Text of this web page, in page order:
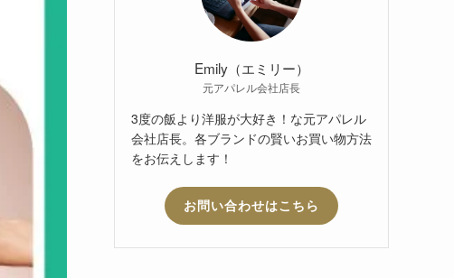
Emily（エミリー）
元アパレル会社店長
3度の飯より洋服が大好き！な元アパレル
会社店長。各ブランドの賢いお買い物方法
をお伝えします！
お問い合わせはこちら